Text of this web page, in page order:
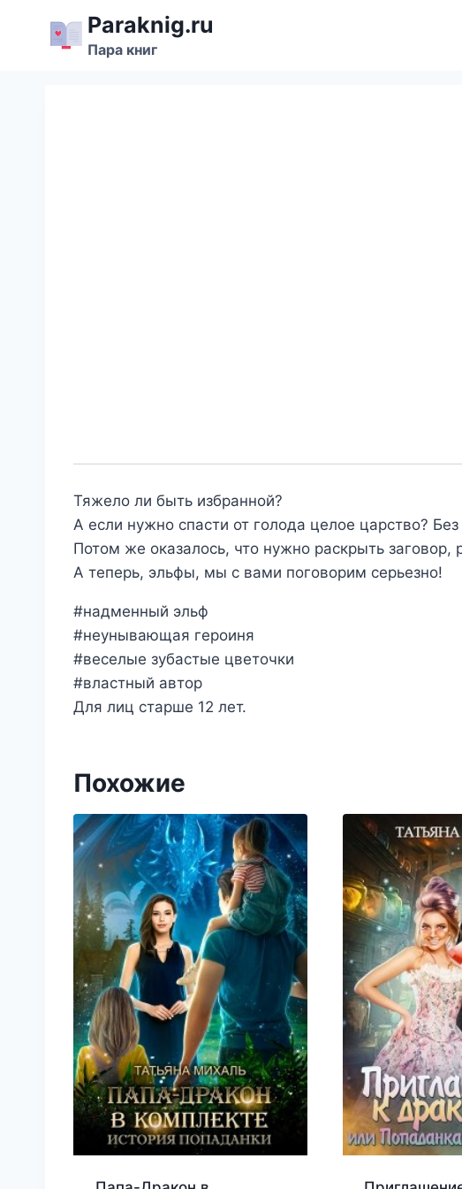
содержимому
Paraknig.ru
Пара книг
Тяжело ли быть избранной?
А если нужно спасти от голода целое царство?
Потом же оказалось, что нужно раскрыть
А теперь, эльфы, мы с вами поговорим серьезно!
#надменный эльф
#неунывающая героиня
#веселые зубастые цветочки
#властный автор
Для лиц старше 12 лет.
Похожие